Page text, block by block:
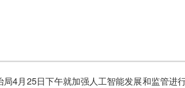
25日下午就加强人工智能发展和监管进